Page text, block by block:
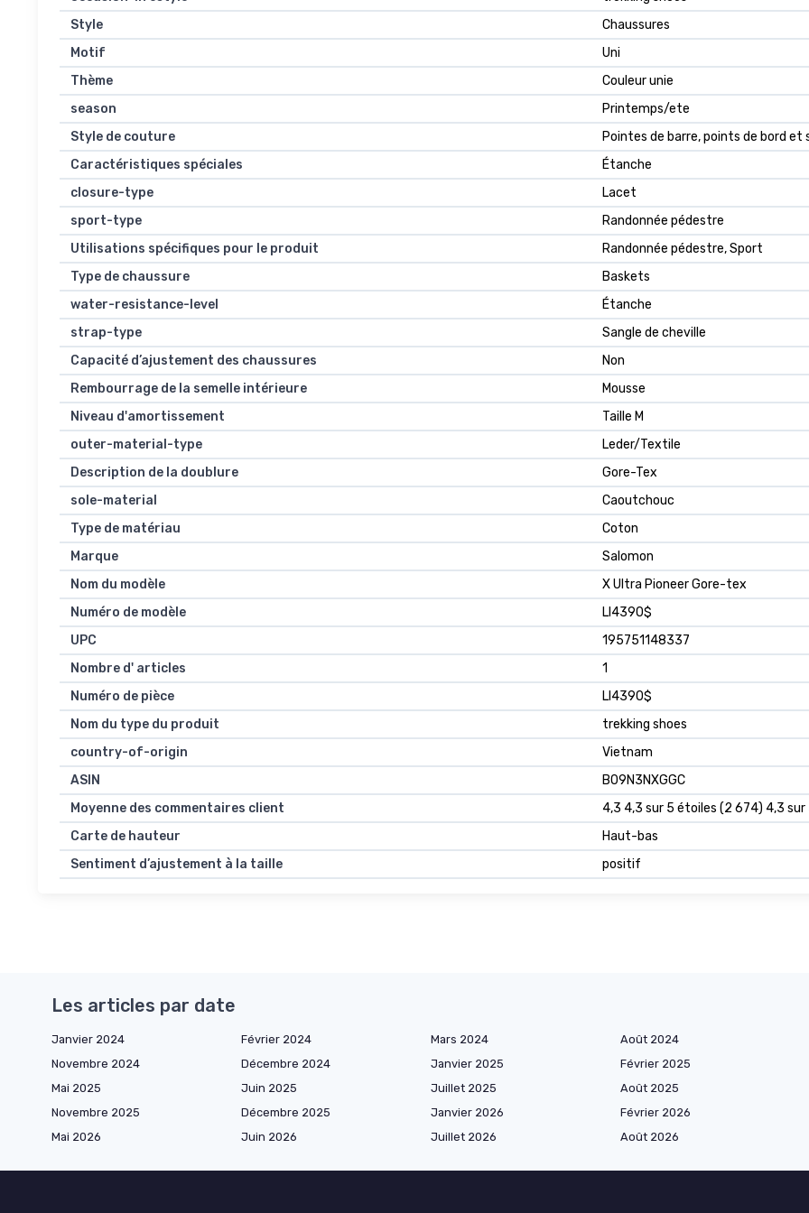
Style
Chaussures
Motif
Uni
Thème
Couleur unie
season
Printemps/ete
Style de couture
Pointes de barre, points de bord et
Caractéristiques spéciales
Étanche
closure-type
Lacet
sport-type
Randonnée pédestre
Utilisations spécifiques pour le produit
Randonnée pédestre, Sport
Type de chaussure
Baskets
water-resistance-level
Étanche
strap-type
Sangle de cheville
Capacité d’ajustement des chaussures
Non
Rembourrage de la semelle intérieure
Mousse
Niveau d'amortissement
Taille M
outer-material-type
Leder/Textile
Description de la doublure
Gore-Tex
sole-material
Caoutchouc
Type de matériau
Coton
Marque
Salomon
Nom du modèle
X Ultra Pioneer Gore-tex
Numéro de modèle
LI4390$
UPC
195751148337
Nombre d' articles
1
Numéro de pièce
LI4390$
Nom du type du produit
trekking shoes
country-of-origin
Vietnam
ASIN
B09N3NXGGC
Moyenne des commentaires client
4,3 4,3 sur 5 étoiles (2 674) 4,3 sur
Carte de hauteur
Haut-bas
Sentiment d’ajustement à la taille
positif
Les articles par date
Janvier 2024 Février 2024 Mars 2024 Août 2024
Novembre 2024
Décembre 2024 Janvier 2025 Février 2025
Mai 2025
Juin 2025 Juillet 2025 Août 2025
Novembre 2025
Décembre 2025 Janvier 2026 Février 2026
Mai 2026
Juin 2026 Juillet 2026 Août 2026